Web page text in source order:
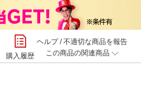
購入履歴
ヘルプ/不適切な商品を報告
この商品の関連商品